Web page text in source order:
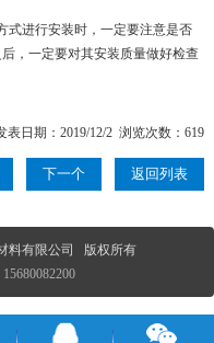
式进行安装时，一定要注意是否
，一定要对其安装质量做好检查
表日期：2019/12/2 浏览次数：619
下一个 返回列表
料有限公司 版权所有
15680082200